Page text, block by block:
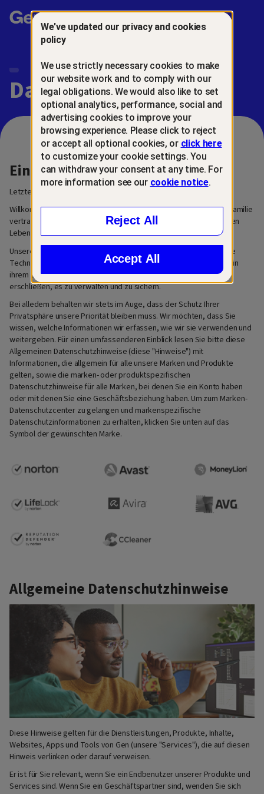
Gen™
Datenschutzcenter
Einleitung
Letzte Aktualisierung: 6. März 2026
Willkommen in unserem Datenschutzcenter. Wir sind Gen™, eine Familie
vertrauenswürdiger Marken für die nächste Generation im digitalen
Leben.
Unsere Mission bei Gen ist es, innovative und benutzerfreundliche
Technologielösungen zu entwickeln, die Menschen dabei helfen, in
ihrem digitalen und finanziellen Leben neue Möglichkeiten zu
erschließen, es zu verwalten und zu sichern.
Bei alledem behalten wir stets im Auge, dass der Schutz Ihrer
Privatsphäre unsere Priorität bleiben muss. Wir möchten, dass Sie
wissen, welche Informationen wir erfassen, wie wir sie verwenden und
weitergeben. Für einen umfassenderen Einblick lesen Sie bitte diese
Allgemeinen Datenschutzhinweise (diese "Hinweise") mit
Informationen, die allgemein für alle unsere Marken und Produkte
gelten, sowie die marken- oder produktspezifischen
Datenschutzhinweise für alle Marken, bei denen Sie ein Konto haben
oder mit denen Sie eine Geschäftsbeziehung haben. Um zum Marken-
Datenschutzcenter zu gelangen und markenspezifische
Datenschutzinformationen zu erhalten, klicken Sie unten auf das
Symbol der gewünschten Marke.
Allgemeine Datenschutzhinweise
Diese Hinweise gelten für die Dienstleistungen, Produkte, Inhalte,
Websites, Apps und Tools von Gen (unsere "Services"), die auf diesen
Hinweis verlinken oder darauf verweisen.
Er ist für Sie relevant, wenn Sie ein Endbenutzer unserer Produkte und
Services sind. Wenn Sie ein Geschäftspartner sind, wenden Sie sich
We've updated our privacy and cookies
policy
We use strictly necessary cookies to make
our website work and to comply with our
legal obligations. We would also like to set
optional analytics, performance, social and
advertising cookies to improve your
browsing experience. Please click to reject
or accept all optional cookies, or click here
to customize your cookie settings. You
can withdraw your consent at any time. For
more information see our cookie notice.
Reject All
Accept All